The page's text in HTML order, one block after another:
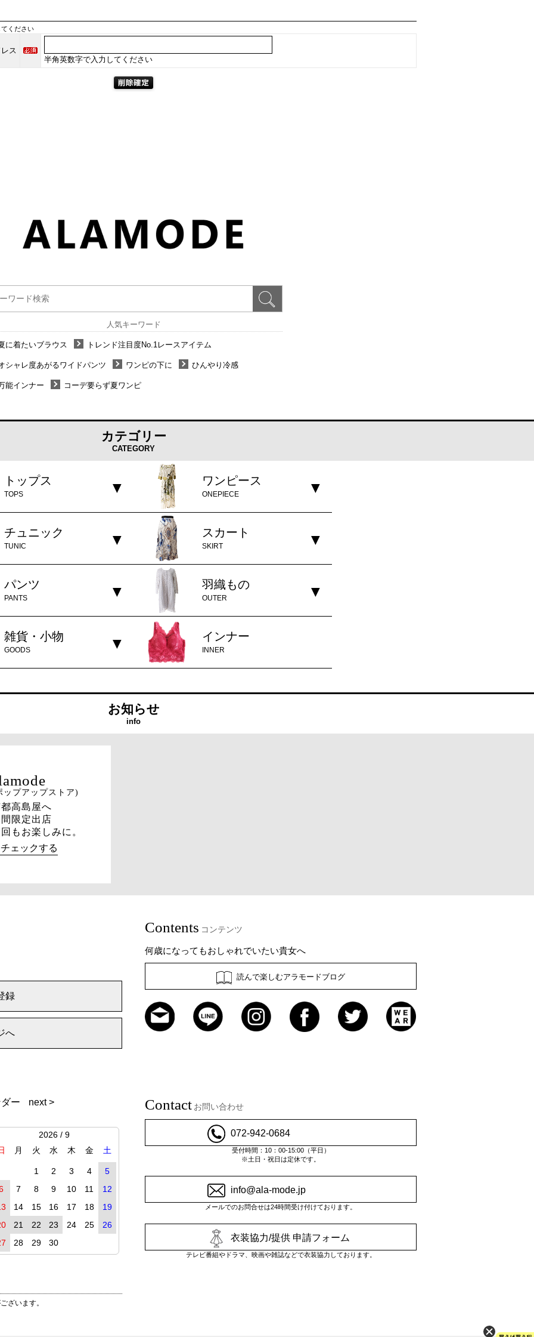
ください
ス
半角英数字で入力してください
人気キーワード
に着たいブラウス トレンド注目度No.1レースアイテム
シャレ度あがるワイドパンツ ワンピの下に ひんやり冷感
能インナー コーデ要らず夏ワンピ
カテゴリー
CATEGORY
トップス
TOPS
ワンピース
ONEPIECE
チュニック
TUNIC
スカート
SKIRT
パンツ
PANTS
羽織もの
OUTER
雑貨・小物
GOODS
インナー
INNER
お知らせ
info
ップアップストア)
高島屋へ
限定出店
もお楽しみに。
ェックする
録
へ
Contents コンテンツ
何歳になってもおしゃれでいたい貴女へ
読んで楽しむアラモードブログ
ー next >
2026 / 9
月 火 水 木 金 土
1 2 3 4
5
7 8 9 10 11
12
14 15 16 17 18
19
21 22 23 24 25
26
28 29 30
ざいます。
Contact お問い合わせ
072-942-0684
受付時間：10：00-15:00（平日）
※土日・祝日は定休です。
info@ala-mode.jp
メールでのお問合せは24時間受け付けております。
衣装協力/提供 申請フォーム
テレビ番組やドラマ、映画や雑誌などで衣装協力しております。